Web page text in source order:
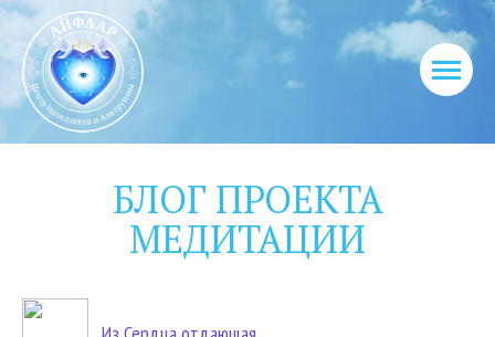
БЛОГ ПРОЕКТА
МЕДИТАЦИИ